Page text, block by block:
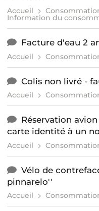
Accueil
Information du
Facture d'eau 2
Accueil
Colis non livré -
Accueil
Réservation
carte identité à un
Accueil
Vélo de
pinnarelo''
Accueil